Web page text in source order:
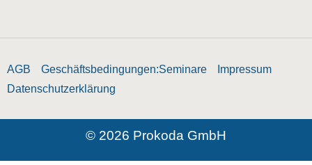
AGB Geschäftsbedingungen:Seminare
Impressum
Datenschutzerklärung
© 2026 Prokoda GmbH